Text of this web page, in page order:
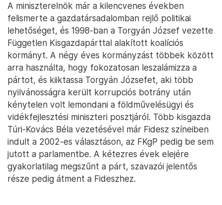
A miniszterelnök már a kilencvenes években
felismerte a gazdatársadalomban rejlő politikai
lehetőséget, és 1998-ban a Torgyán József vezette
Független Kisgazdapárttal alakított koalíciós
kormányt. A négy éves kormányzást többek között
arra használta, hogy fokozatosan leszalámizza a
pártot, és kiiktassa Torgyán Józsefet, aki több
nyilvánosságra került korrupciós botrány után
kénytelen volt lemondani a földművelésügyi és
vidékfejlesztési miniszteri posztjáról. Több kisgazda
Túri-Kovács Béla vezetésével már Fidesz színeiben
indult a 2002-es választáson, az FKgP pedig be sem
jutott a parlamentbe. A kétezres évek elejére
gyakorlatilag megszűnt a párt, szavazói jelentős
része pedig átment a Fideszhez.